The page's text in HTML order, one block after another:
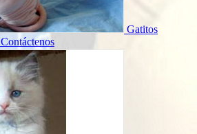
Gatitos
Contáctenos